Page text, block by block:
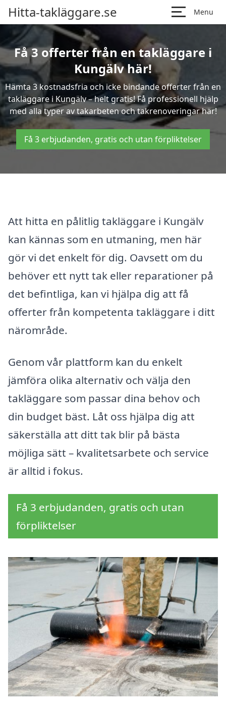
Hitta-takläggare.se Menu
Få 3 offerter från en takläggare i
Kungälv här!
Hämta 3 kostnadsfria och icke bindande offerter från en
takläggare i Kungälv – helt gratis! Få professionell hjälp
med alla typer av takarbeten och takrenoveringar här!
Få 3 erbjudanden, gratis och utan förpliktelser
Att hitta en pålitlig takläggare i Kungälv
kan kännas som en utmaning, men här
gör vi det enkelt för dig. Oavsett om du
behöver ett nytt tak eller reparationer på
det befintliga, kan vi hjälpa dig att få
offerter från kompetenta takläggare i ditt
närområde.
Genom vår plattform kan du enkelt
jämföra olika alternativ och välja den
takläggare som passar dina behov och
din budget bäst. Låt oss hjälpa dig att
säkerställa att ditt tak blir på bästa
möjliga sätt – kvalitetsarbete och service
är alltid i fokus.
Få 3 erbjudanden, gratis och utan
förpliktelser